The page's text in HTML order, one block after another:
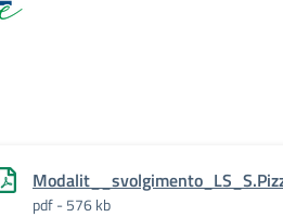
pdf - 576 kb